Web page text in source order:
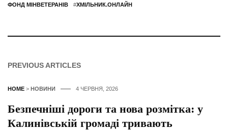
ФОНД МІНВЕТЕРАНІВ
#ХМІЛЬНИК.ОНЛАЙН
PREVIOUS ARTICLES
HOME > НОВИНИ 4 ЧЕРВНЯ, 2026
Безпечніші дороги та нова розмітка: у
Калинівській громаді тривають